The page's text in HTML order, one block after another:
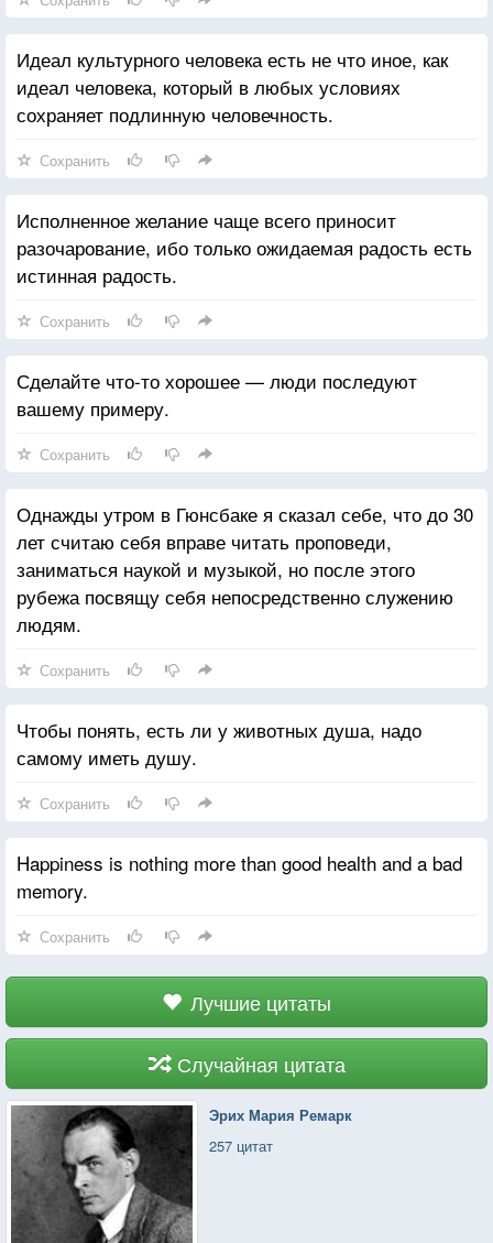
Идеал культурного человека есть не что иное, как
идеал человека, который в любых условиях
сохраняет подлинную человечность.
Сохранить
Исполненное желание чаще всего приносит
разочарование, ибо только ожидаемая радость есть
истинная радость.
Сохранить
Сделайте что-то хорошее — люди последуют
вашему примеру.
Сохранить
Однажды утром в Гюнсбаке я сказал себе, что до 30
лет считаю себя вправе читать проповеди,
заниматься наукой и музыкой, но после этого
рубежа посвящу себя непосредственно служению
людям.
Сохранить
Чтобы понять, есть ли у животных душа, надо
самому иметь душу.
Сохранить
Happiness is nothing more than good health and a bad
memory.
Сохранить
Лучшие цитаты
Случайная цитата
Эрих Мария Ремарк
257 цитат